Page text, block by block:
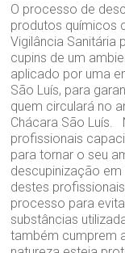
O processo de
produtos químicos
Vigilância Sanitária
cupins de um
aplicado por uma
São Luís, para
quem circulará no
Chácara São Luís.
profissionais
para tornar o seu
descupinização
destes
processo para
substâncias
também cumprem